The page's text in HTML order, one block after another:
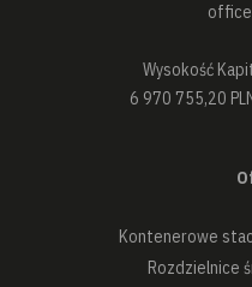
Wysokość
6 970 755,20
Kontenerowe
Rozdzielnice